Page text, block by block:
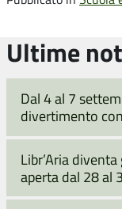
Ultime
Dal 4 al 7
divertimento
Libr’Aria
aperta dal 28 al